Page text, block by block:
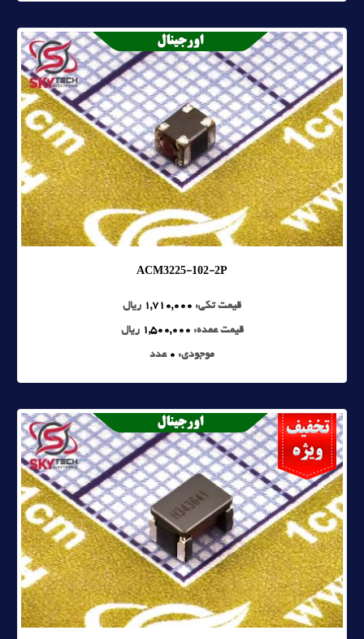
ACM3225-102-2P
قیمت تکی: 1,710,000 ریال
قیمت عمده: 1,500,000 ریال
موجودی: 0 عدد